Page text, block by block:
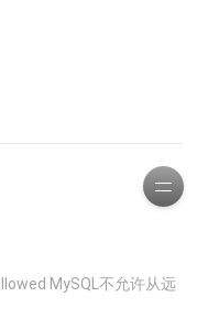
MySQL不允许从远